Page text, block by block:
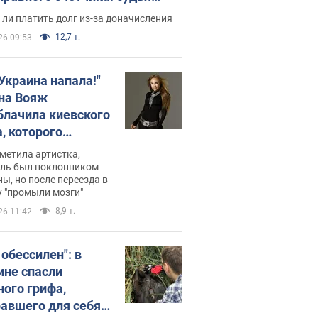
неожиданное решение
платить долг из-за доначисления
09:53 12,7 т.
напала!"
Вояж
киевского
которого
он
не знал,
хочет
украинцев
артистка,
был поклонником
но после переезда в
"промыли мозги"
11:42 8,9 т.
в
спасли
грифа,
для себя